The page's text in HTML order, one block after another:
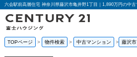
TOPページ 物件検索 中古マンション 藤沢市